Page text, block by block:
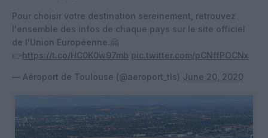
Pour choisir votre destination sereinement, retrouvez
l'ensemble des infos de chaque pays sur le site officiel
de l'Union Européenne.🤗
👉https://t.co/HC0K0w97mb pic.twitter.com/pCNffPOCNx
— Aéroport de Toulouse (@aeroport_tls) June 20, 2020